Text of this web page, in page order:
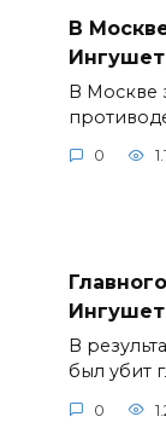
В
В Москве
0
В
был убит
0